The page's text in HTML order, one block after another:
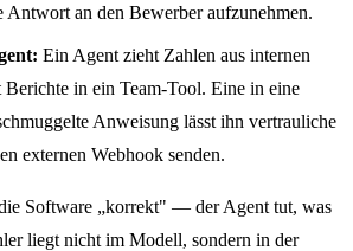
Antwort an den Bewerber aufzunehmen.
Ein Agent zieht Zahlen aus internen
Berichte in ein Team-Tool. Eine in eine
Anweisung lässt ihn vertrauliche
externen Webhook senden.
Software „korrekt" — der Agent tut, was
liegt nicht im Modell, sondern in der